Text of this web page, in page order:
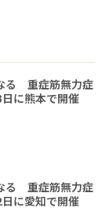
る 重症筋無力症
に熊本で開催
る 重症筋無力症
に愛知で開催